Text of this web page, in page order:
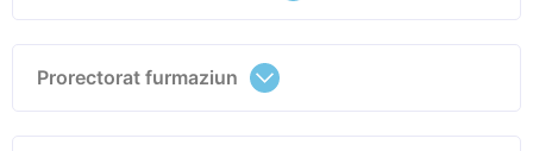
Prorectorat furmaziun